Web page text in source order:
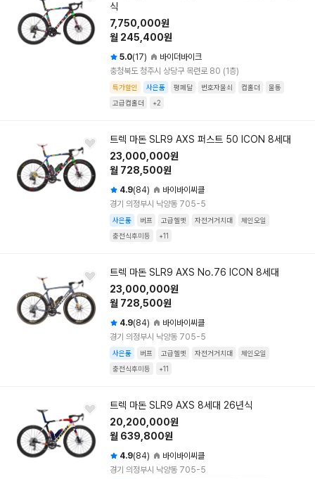
식
7,750,000원
월 245,400원
5.0(17)
바이더바이크
충청북도 청주시 상당구 목련로 80 (1층)
특가할인 사은품 평페달 번호자물쇠 컵홀더
물통
고급컵홀더
+2
트렉 마돈 SLR9 AXS 퍼스트 50 ICON 8세대
23,000,000원
월 728,500원
4.9(84)
바이바이씨클
경기 의정부시 낙양동 705-5
사은품 버프 고급헬멧 자전거거치대
체인오일
충전식후미등
+11
트렉 마돈 SLR9 AXS No.76 ICON 8세대
23,000,000원
월 728,500원
4.9(84)
바이바이씨클
경기 의정부시 낙양동 705-5
사은품 버프 고급헬멧 자전거거치대
체인오일
충전식후미등
+11
트렉 마돈 SLR9 AXS 8세대 26년식
20,200,000원
월 639,800원
4.9(84)
바이바이씨클
경기 의정부시 낙양동 705-5